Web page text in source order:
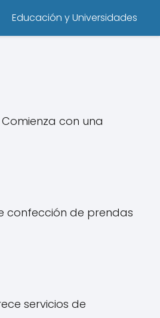
Educación y Universidades
con una
confección de prendas
servicios de